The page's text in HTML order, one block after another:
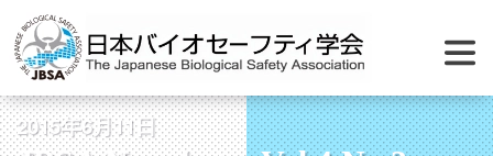
2015年6月11日